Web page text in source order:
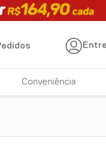
Conveniência